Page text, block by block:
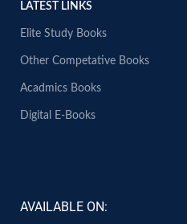
LATEST LINKS
Elite Study Books
Other Competative Books
Acadmics Books
Digital E-Books
AVAILABLE ON: